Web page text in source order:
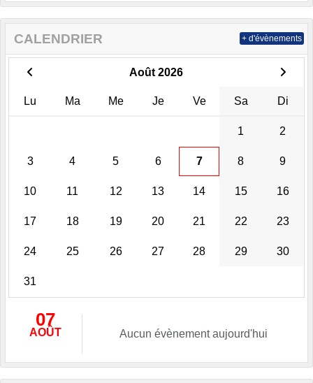
CALENDRIER
Août 2026
Lu Ma Me Je Ve Sa Di
1 2
3 4 5 6 7 8 9
10 11 12 13 14 15 16
17 18 19 20 21 22 23
24 25 26 27 28 29 30
31
07
AOÛT Aucun évènement aujourd'hui
+ d'évènements